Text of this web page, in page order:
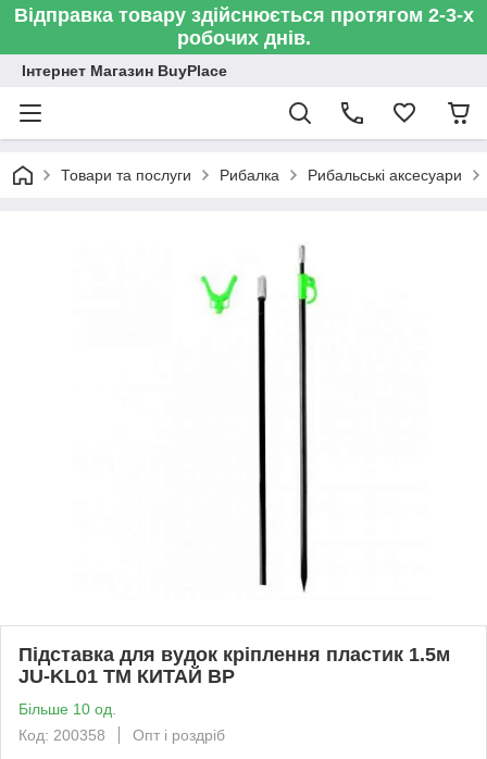
Відправка товару здійснюється протягом 2-3-х
робочих днів.
Інтернет Магазин BuyPlace
Товари та послуги Рибалка Рибальські аксесуари
Підставка для вудок кріплення пластик 1.5м
JU-KL01 ТМ КИТАЙ BP
Більше 10 од.
Код: 200358
Опт і роздріб